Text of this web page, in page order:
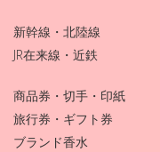
新幹線・北陸線
JR在来線・近鉄
商品券・切手・印紙
旅行券・ギフト券
ブランド香水